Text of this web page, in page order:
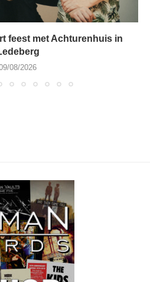
feest met Achturenhuis in
08/2026